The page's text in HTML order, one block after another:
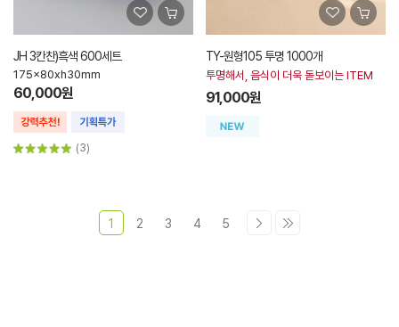
JH 3칸찬)흑색 600세트
175x80xh30mm
60,000원
(3)
TY-원형105 투명 1000개
투명해서, 음식이 더욱 돋보이는 ITEM
91,000원
1 2 3 4 5